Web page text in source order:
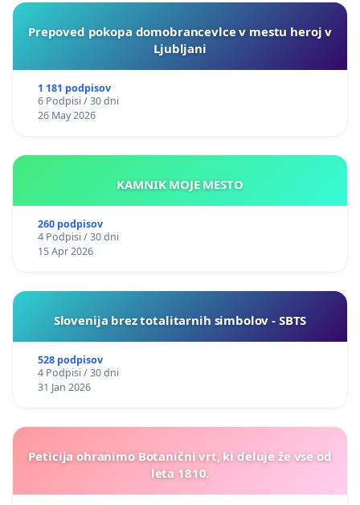
Prepoved pokopa domobrancevlce v mestu heroj v
Ljubljani
1 181 podpisov
6 Podpisi / 30 dni
26 May 2026
KAMNIK MOJE MESTO
260 podpisov
4 Podpisi / 30 dni
15 Apr 2026
Slovenija brez totalitarnih simbolov - SBTS
528 podpisov
4 Podpisi / 30 dni
31 Jan 2026
Peticija ohranimo Botanični vrt, ki deluje že vse od
leta 1810.